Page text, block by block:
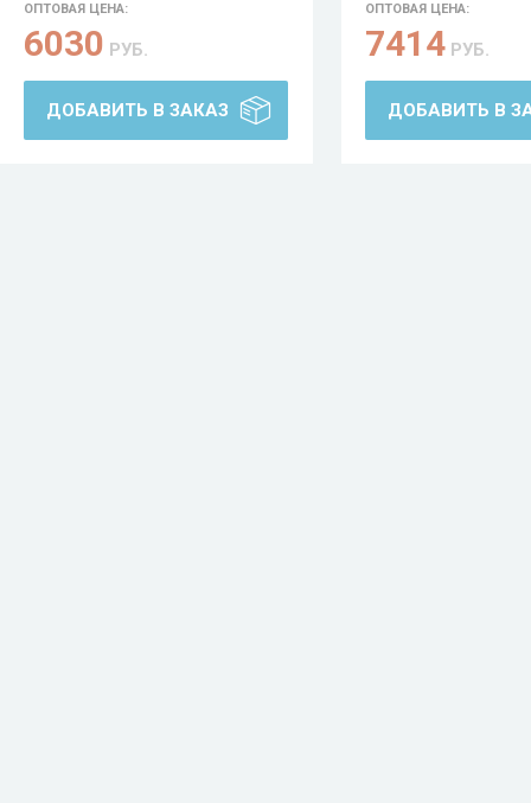
ОПТОВАЯ ЦЕНА:
6030 РУБ.
ДОБАВИТЬ В ЗАКАЗ
ОПТОВАЯ ЦЕНА:
7414 РУБ.
ДОБАВИТЬ В